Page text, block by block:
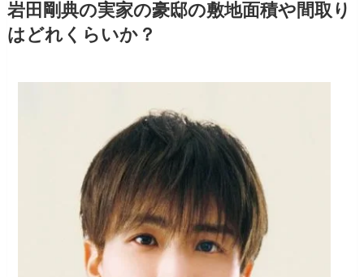
岩田剛典の実家の豪邸の敷地面積や間取り
はどれくらいか？